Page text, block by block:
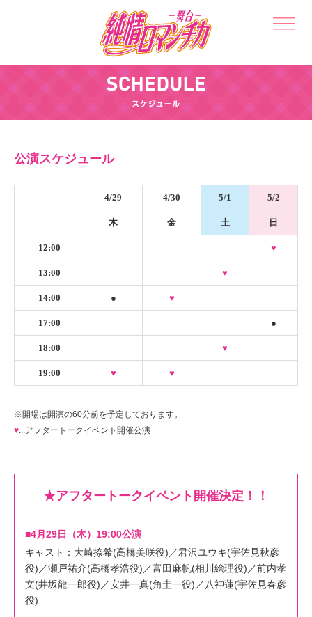
公演スケジュール
4/29 4/30 5/1 5/2
木 金 土 日
12:00 ♥
13:00 ♥
14:00 ● ♥
17:00 ●
18:00 ♥
19:00 ♥ ♥
※開場は開演の60分前を予定しております。
♥...アフタートークイベント開催公演
★アフタートークイベント 開催決定！！
■4月29日（木）19:00公演
キャスト：大崎捺希(高橋美咲役)／君沢ユウキ(宇佐見秋彦
役)／瀬戸祐介(高橋孝浩役)／富田麻帆(相川絵理役)／前内孝
文(井坂龍一郎役)／安井一真(角圭一役)／八神蓮(宇佐見春彦
役)